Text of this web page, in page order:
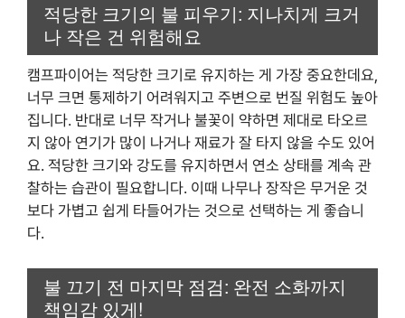
적당한 크기의 불 피우기: 지나치게 크거
나 작은 건 위험해요
캠프파이어는 적당한 크기로 유지하는 게 가장 중요한데요,
너무 크면 통제하기 어려워지고 주변으로 번질 위험도 높아
집니다. 반대로 너무 작거나 불꽃이 약하면 제대로 타오르
지 않아 연기가 많이 나거나 재료가 잘 타지 않을 수도 있어
요. 적당한 크기와 강도를 유지하면서 연소 상태를 계속 관
찰하는 습관이 필요합니다. 이때 나무나 장작은 무거운 것
보다 가볍고 쉽게 타들어가는 것으로 선택하는 게 좋습니
다.
불 끄기 전 마지막 점검: 완전 소화까지
책임감 있게!